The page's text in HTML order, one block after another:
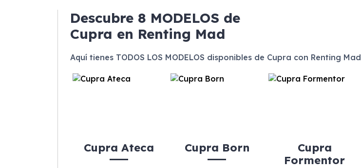
Descubre 8 MODELOS de
Cupra en Renting Mad
Aquí tienes TODOS LOS MODELOS disponibles de Cupra con Renting Mad
Cupra Ateca Cupra Born
Cupra
Formentor